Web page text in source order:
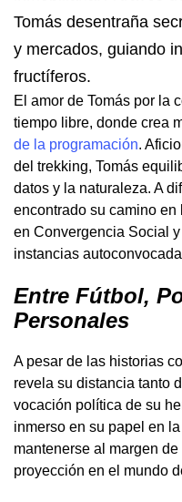
Tomás desentraña
y mercados, guiando
fructíferos.
El amor de Tomás por la
tiempo libre, donde crea
de la programación.
del trekking, Tomás
datos y la naturaleza. A
encontrado su camino
en Convergencia Social
instancias
Entre Fútbol,
Personales
A pesar de las historias
revela su distancia tanto
vocación política de su
inmerso en su papel en
mantenerse al margen
proyección en el mundo